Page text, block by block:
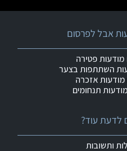
לדעת עוד?
ותשובות
אבל לפרסום
מודעות פטירה
השתתפות בצער
אזכרה
תנחומים